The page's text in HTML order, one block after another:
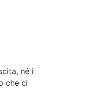
né i
che ci